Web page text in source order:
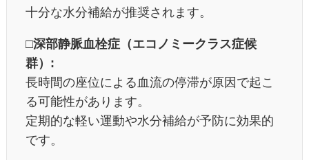
十分な水分補給が推奨されます。
□深部静脈血栓症（エコノミークラス症候
群）:
長時間の座位による血流の停滞が原因で起こ
る可能性があります。
定期的な軽い運動や水分補給が予防に効果的
です。